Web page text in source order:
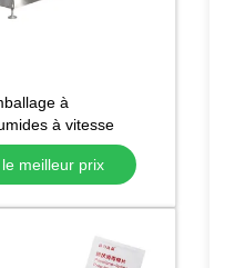
à
à vitesse
unique
meilleur prix